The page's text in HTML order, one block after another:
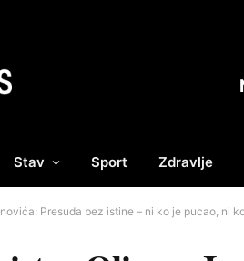
Stav Sport Zdravlje
Presuda bez istine – ni ko je pucao, ni